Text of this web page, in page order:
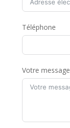
Téléphone
Votre message